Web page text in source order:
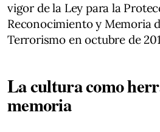
vigor de la Ley para la
Reconocimiento y Memoria
Terrorismo en octubre de
La cultura como
memoria